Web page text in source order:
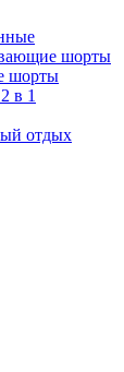
шорты
шорты
в 1
отдых